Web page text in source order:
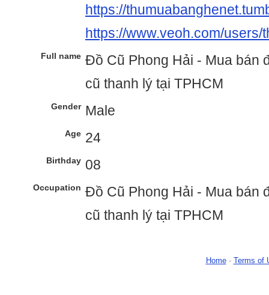
https://
https://www.veoh.com/users/
Full name Đồ Cũ Phong Hải - Mua bán
cũ thanh lý tại TPHCM
Gender Male
Age 24
Birthday 08
Occupation Đồ Cũ Phong Hải - Mua bán
cũ thanh lý tại TPHCM
Home- Terms of